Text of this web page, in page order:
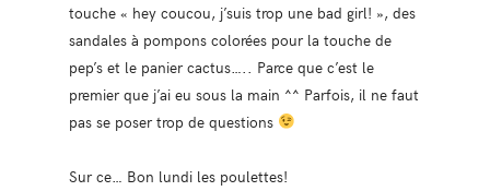
touche « hey coucou, j’suis trop une bad girl! », des
sandales à pompons colorées pour la touche de
pep’s et le panier cactus….. Parce que c’est le
premier que j’ai eu sous la main ^^ Parfois, il ne faut
pas se poser trop de questions
Sur ce… Bon lundi les poulettes!